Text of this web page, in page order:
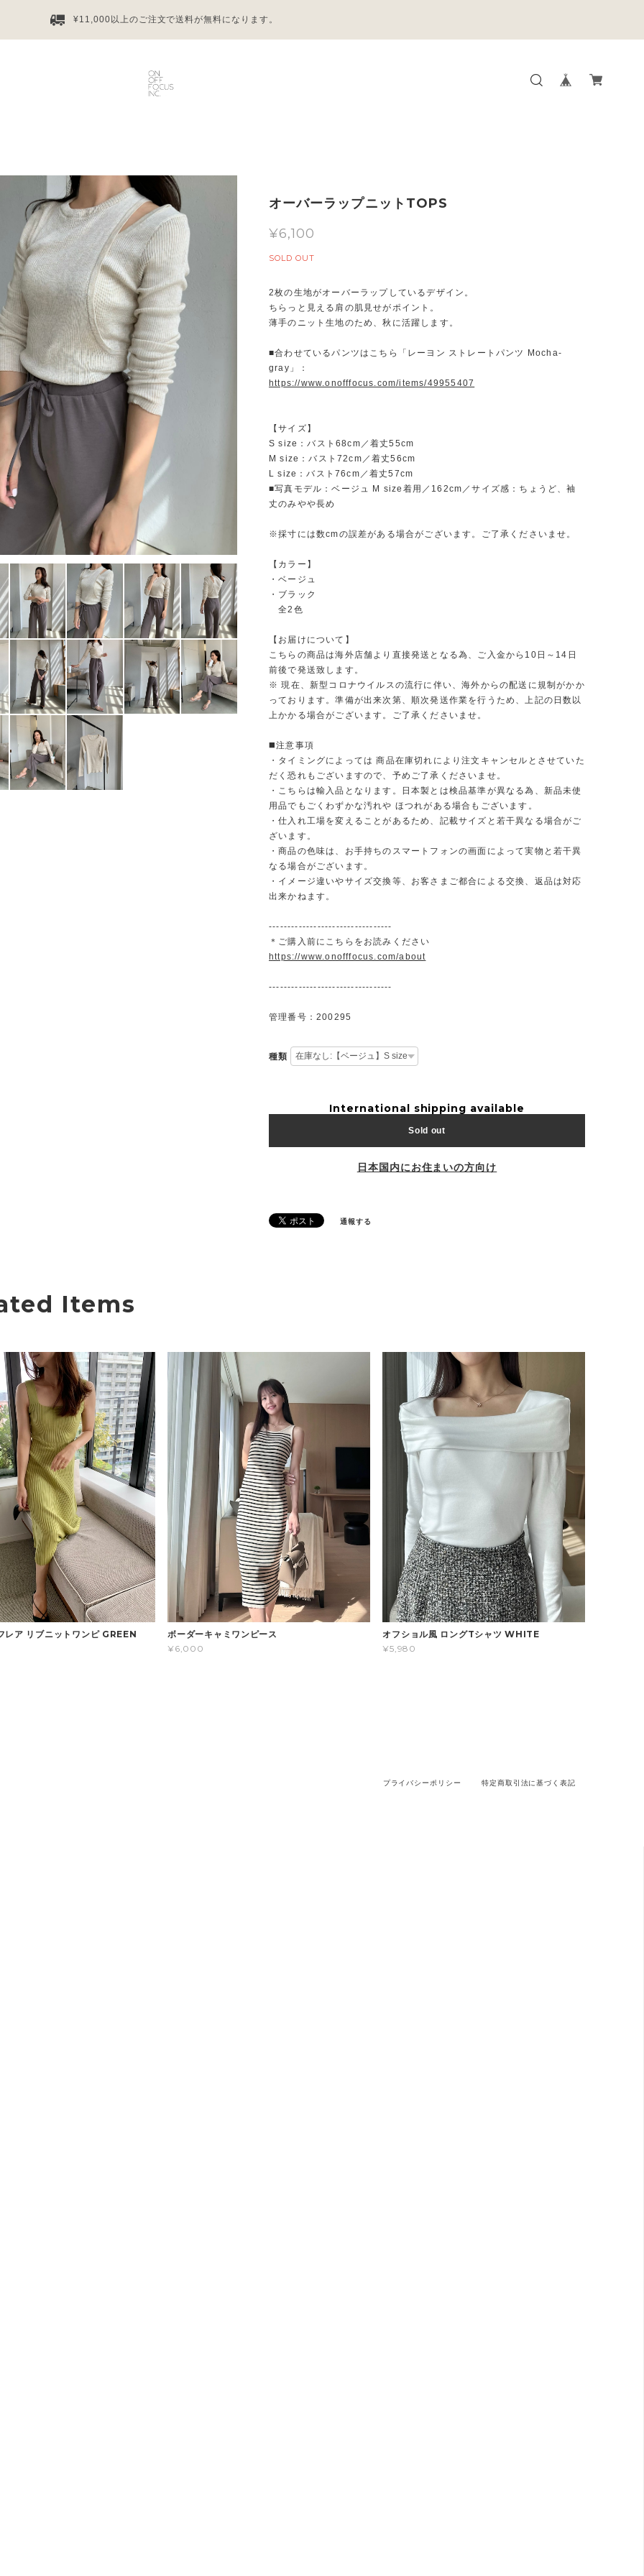
¥11,000以上のご注文で送料が無料になります。
オーバーラップニットTOPS
¥6,100
SOLD OUT
2枚の生地がオーバーラップしているデザイン。
ちらっと見える肩の肌見せがポイント。
薄手のニット生地のため、秋に活躍します。
■合わせているパンツはこちら「レーヨン ストレートパンツ Mocha-
gray」：
https://www.onofffocus.com/items/49955407
【サイズ】
S size：バスト68cm／着丈55cm
M size：バスト72cm／着丈56cm
L size：バスト76cm／着丈57cm
■写真モデル：ベージュ M size着用／162cm／サイズ感：ちょうど、袖
丈のみやや長め
※採寸には数cmの誤差がある場合がございます。ご了承くださいませ。
【カラー】
・ベージュ
・ブラック
全2色
【お届けについて】
こちらの商品は海外店舗より直接発送となる為、ご入金から10日～14日
前後で発送致します。
※ 現在、新型コロナウイルスの流行に伴い、海外からの配送に規制がかか
っております。準備が出来次第、順次発送作業を行うため、上記の日数以
上かかる場合がございます。ご了承くださいませ。
◼️注意事項
・タイミングによっては 商品在庫切れにより注文キャンセルとさせていた
だく恐れもございますので、予めご了承くださいませ。
・こちらは輸入品となります。日本製とは検品基準が異なる為、新品未使
用品でもごくわずかな汚れや ほつれがある場合もございます。
・仕入れ工場を変えることがあるため、記載サイズと若干異なる場合がご
ざいます。
・商品の色味は、お手持ちのスマートフォンの画面によって実物と若干異
なる場合がございます。
・イメージ違いやサイズ交換等、お客さまご都合による交換、返品は対応
出来かねます。
---------------------------------
＊ご購入前にこちらをお読みください
https://www.onofffocus.com/about
---------------------------------
管理番号：200295
種類
International shipping available
Sold out
日本国内にお住まいの方向け
通報する
Items
レア リブニットワンピ GREEN
ボーダーキャミワンピース
¥6,000
オフショル風 ロングTシャツ WHITE
¥5,980
プライバシーポリシー 特定商取引法に基づく表記